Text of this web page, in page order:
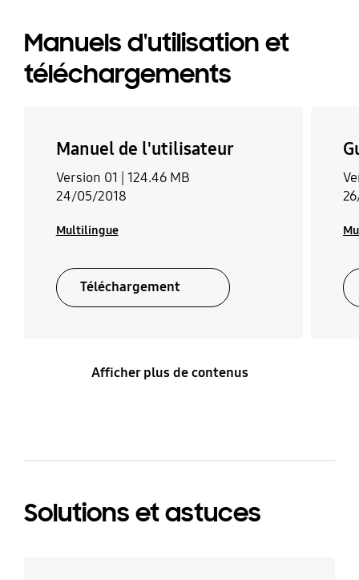
Manuels d'utilisation et
téléchargements
Manuel de l'utilisateur
Version 01 | 124.46 MB
24/05/2018
Multilingue
Téléchargement
Afficher plus de contenus
Solutions et astuces